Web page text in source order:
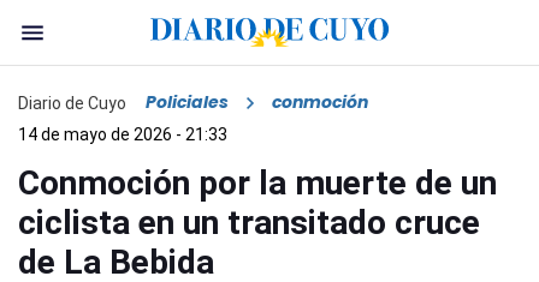
Diario de Cuyo Policiales conmoción
14 de mayo de 2026 - 21:33
Conmoción por la muerte de un
ciclista en un transitado cruce
de La Bebida